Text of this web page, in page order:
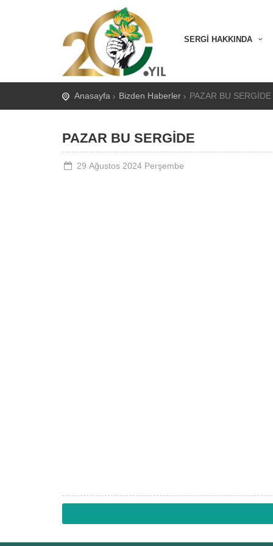
SERGİ HAKKINDA
Anasayfa Bizden Haberler PAZAR BU SERGİDE
PAZAR BU SERGİDE
29 Ağustos 2024 Perşembe